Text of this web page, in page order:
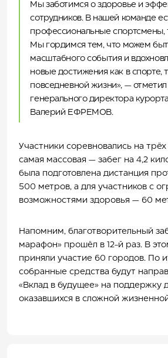
Мы заботимся о здоровье и
сотрудников. В нашей команде
профессиональные спортсмены,
Мы гордимся тем, что можем
масштабного события и
новые достижения как в спорте,
повседневной жизни», — отметил
генерального директора
Валерий ЕФРЕМОВ.
Участники соревновались на трёх
самая массовая — забег на 4,2
была подготовлена дистанция
500 метров, а для участников с
возможностями здоровья — 60
Напомним, благотворительный
марафон» прошёл в 12-й раз. В
приняли участие 60 городов. По
собранные средства будут
«Вклад в будущее» на поддержку
оказавшихся в сложной